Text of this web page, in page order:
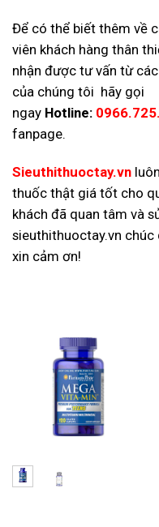
Để có thể biết thêm về
viên khách hàng thân
nhận được tư vấn từ
của chúng tôi hãy gọi
ngay Hotline:
fanpage.
Sieuthithuoctay.vn
thuốc thật giá tốt cho
khách đã quan tâm và
sieuthithuoctay.vn chúc
xin cảm ơn!